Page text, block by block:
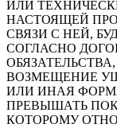
ИЛИ
НАСТОЯЩЕЙ
СВЯЗИ С НЕЙ,
СОГЛАСНО
ВОЗМЕЩЕНИЕ
ИЛИ ИНАЯ
ПРЕВЫШАТЬ
КОТОРОМУ